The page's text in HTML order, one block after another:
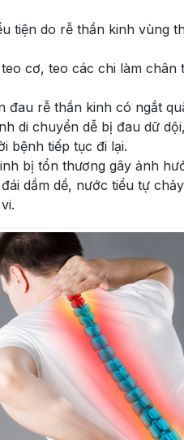
tiện do rễ thần kinh vùng
cơ, teo các chi làm chân
đau rễ thần kinh có ngắt
di chuyển dễ bị đau dữ
bệnh tiếp tục đi lại.
bị tổn thương gây ảnh
dầm dề, nước tiểu tự